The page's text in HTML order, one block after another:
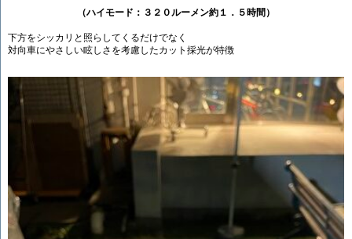
（ハイモード：３２０ルーメン約１．５時間）
下方をシッカリと照らしてくるだけでなく
対向車にやさしい眩しさを考慮したカット採光が特徴